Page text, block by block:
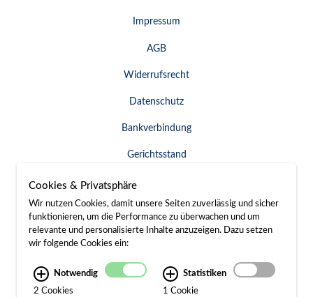
Impressum
AGB
Widerrufsrecht
Datenschutz
Bankverbindung
Gerichtsstand
Widerruf erklären
SERVICE & KONTAKT
Besuch / Anfahrt
Kontakt
Cookies & Privatsphäre
Wir nutzen Cookies, damit unsere Seiten zuverlässig und sicher
funktionieren, um die Performance zu überwachen und um
relevante und personalisierte Inhalte anzuzeigen. Dazu setzen
wir folgende Cookies ein:
Notwendig
2 Cookies
Statistiken
1 Cookie